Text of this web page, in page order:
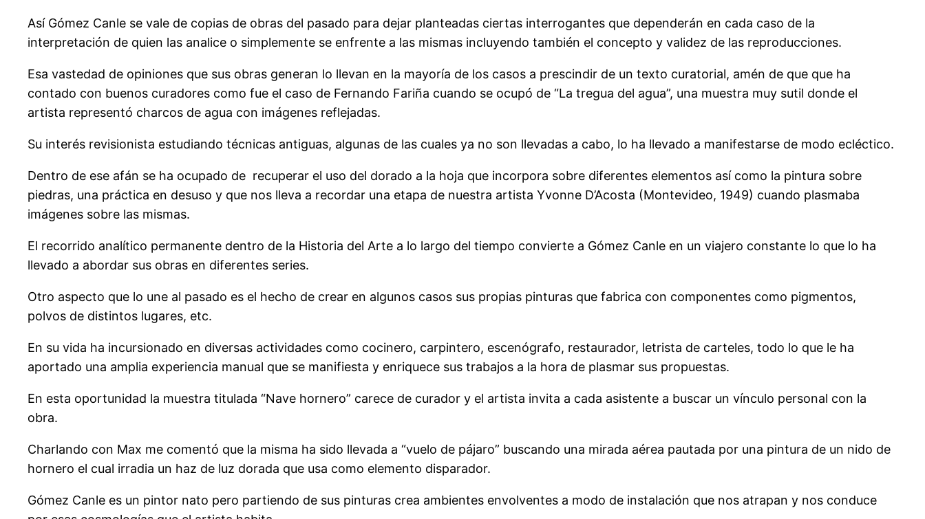
Así Gómez Canle se vale de copias de obras del pasado para dejar planteadas ciertas interrogantes que dependerán en cada caso de la
interpretación de quien las analice o simplemente se enfrente a las mismas incluyendo también el concepto y validez de las reproducciones.
Esa vastedad de opiniones que sus obras generan lo llevan en la mayoría de los casos a prescindir de un texto curatorial, amén de que que ha
contado con buenos curadores como fue el caso de Fernando Fariña cuando se ocupó de “La tregua del agua”, una muestra muy sutil donde el
artista representó charcos de agua con imágenes reflejadas.
Su interés revisionista estudiando técnicas antiguas, algunas de las cuales ya no son llevadas a cabo, lo ha llevado a manifestarse de modo ecléctico.
Dentro de ese afán se ha ocupado de recuperar el uso del dorado a la hoja que incorpora sobre diferentes elementos así como la pintura sobre
piedras, una práctica en desuso y que nos lleva a recordar una etapa de nuestra artista Yvonne D’Acosta (Montevideo, 1949) cuando plasmaba
imágenes sobre las mismas.
El recorrido analítico permanente dentro de la Historia del Arte a lo largo del tiempo convierte a Gómez Canle en un viajero constante lo que lo ha
llevado a abordar sus obras en diferentes series.
Otro aspecto que lo une al pasado es el hecho de crear en algunos casos sus propias pinturas que fabrica con componentes como pigmentos,
polvos de distintos lugares, etc.
En su vida ha incursionado en diversas actividades como cocinero, carpintero, escenógrafo, restaurador, letrista de carteles, todo lo que le ha
aportado una amplia experiencia manual que se manifiesta y enriquece sus trabajos a la hora de plasmar sus propuestas.
En esta oportunidad la muestra titulada “Nave hornero” carece de curador y el artista invita a cada asistente a buscar un vínculo personal con la
obra.
Charlando con Max me comentó que la misma ha sido llevada a “vuelo de pájaro” buscando una mirada aérea pautada por una pintura de un nido de
hornero el cual irradia un haz de luz dorada que usa como elemento disparador.
Gómez Canle es un pintor nato pero partiendo de sus pinturas crea ambientes envolventes a modo de instalación que nos atrapan y nos conduce